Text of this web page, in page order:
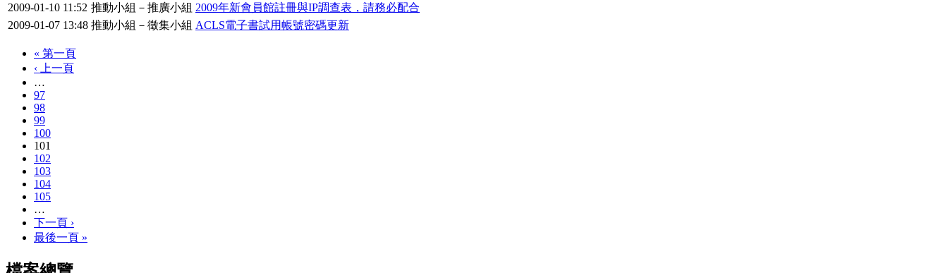
2009-01-10 11:52 推動小組－推廣小組 2009年新會員館註冊與IP調查表，請務必配合
2009-01-07 13:48 推動小組－徵集小組 ACLS電子書試用帳號密碼更新
« 第一頁
‹ 上一頁
…
97
98
99
100
101
102
103
104
105
…
下一頁 ›
最後一頁 »